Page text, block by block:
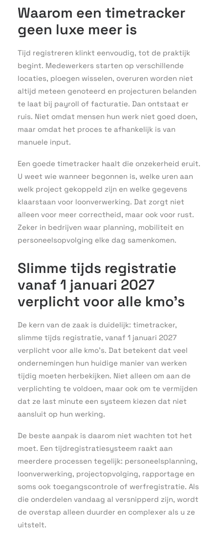
Waarom een timetracker
geen luxe meer is
Tijd registreren klinkt eenvoudig, tot de praktijk
begint. Medewerkers starten op verschillende
locaties, ploegen wisselen, overuren worden niet
altijd meteen genoteerd en projecturen belanden
te laat bij payroll of facturatie. Dan ontstaat er
ruis. Niet omdat mensen hun werk niet goed doen,
maar omdat het proces te afhankelijk is van
manuele input.
Een goede timetracker haalt die onzekerheid eruit.
U weet wie wanneer begonnen is, welke uren aan
welk project gekoppeld zijn en welke gegevens
klaarstaan voor loonverwerking. Dat zorgt niet
alleen voor meer correctheid, maar ook voor rust.
Zeker in bedrijven waar planning, mobiliteit en
personeelsopvolging elke dag samenkomen.
Slimme tijds registratie
vanaf 1 januari 2027
verplicht voor alle kmo’s
De kern van de zaak is duidelijk: timetracker,
slimme tijds registratie, vanaf 1 januari 2027
verplicht voor alle kmo’s. Dat betekent dat veel
ondernemingen hun huidige manier van werken
tijdig moeten herbekijken. Niet alleen om aan de
verplichting te voldoen, maar ook om te vermijden
dat ze last minute een systeem kiezen dat niet
aansluit op hun werking.
De beste aanpak is daarom niet wachten tot het
moet. Een tijdregistratiesysteem raakt aan
meerdere processen tegelijk: personeelsplanning,
loonverwerking, projectopvolging, rapportage en
soms ook toegangscontrole of werfregistratie. Als
die onderdelen vandaag al versnipperd zijn, wordt
de overstap alleen duurder en complexer als u ze
uitstelt.